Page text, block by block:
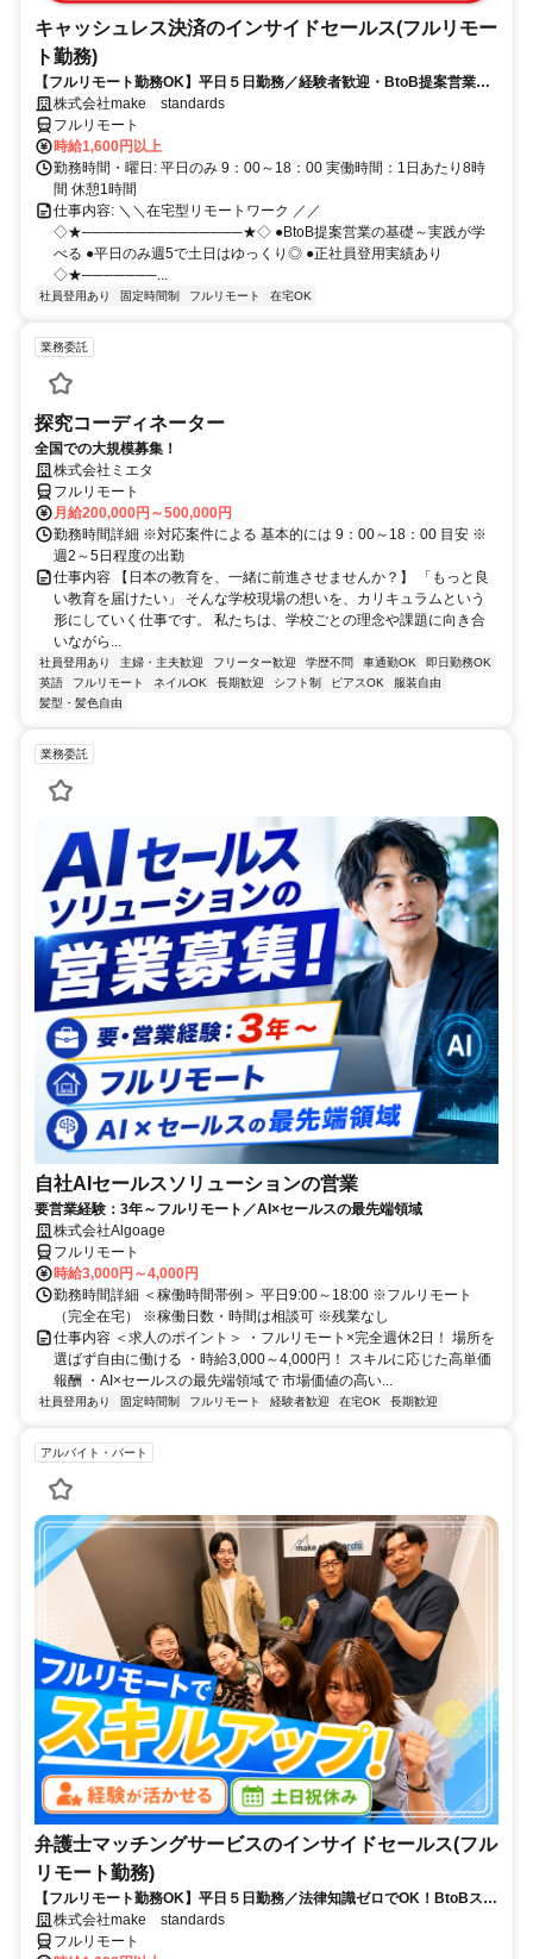
キャッシュレス決済のインサイドセールス(フルリモー
ト勤務)
【フルリモート勤務OK】平日５日勤務／経験者歓迎・BtoB提案営業で
スキルアップ
株式会社make standards
フルリモート
時給1,600円以上
勤務時間・曜日: 平日のみ 9：00～18：00 実働時間：1日あたり8時
間 休憩1時間
仕事内容: ＼＼在宅型リモートワーク ／／
◇★───────────────★◇ ●BtoB提案営業の基礎～実践が学
べる ●平日のみ週5で土日はゆっくり◎ ●正社員登用実績あり
◇★───────...
社員登用あり 固定時間制 フルリモート 在宅OK
業務委託
探究コーディネーター
全国での大規模募集！
株式会社ミエタ
フルリモート
月給200,000円～500,000円
勤務時間詳細 ※対応案件による 基本的には 9：00～18：00 目安 ※
週2～5日程度の出勤
仕事内容 【日本の教育を、一緒に前進させませんか？】 「もっと良
い教育を届けたい」 そんな学校現場の想いを、カリキュラムという
形にしていく仕事です。 私たちは、学校ごとの理念や課題に向き合
いながら...
社員登用あり 主婦・主夫歓迎 フリーター歓迎 学歴不問 車通勤OK
即日勤務OK
英語
フルリモート ネイルOK 長期歓迎 シフト制 ピアスOK
服装自由
髪型・髪色自由
業務委託
自社AIセールスソリューションの営業
要営業経験：3年～フルリモート／AI×セールスの最先端領域
株式会社Algoage
フルリモート
時給3,000円～4,000円
勤務時間詳細 ＜稼働時間帯例＞ 平日9:00～18:00 ※フルリモート
（完全在宅） ※稼働日数・時間は相談可 ※残業なし
仕事内容 ＜求人のポイント＞ ・フルリモート×完全週休2日！ 場所を
選ばず自由に働ける ・時給3,000～4,000円！ スキルに応じた高単価
報酬 ・AI×セールスの最先端領域で 市場価値の高い...
社員登用あり 固定時間制 フルリモート 経験者歓迎 在宅OK 長期歓迎
アルバイト・パート
弁護士マッチングサービスのインサイドセールス(フル
リモート勤務)
【フルリモート勤務OK】平日５日勤務／法律知識ゼロでOK！BtoBスキ
ルが身につく営業職
株式会社make standards
フルリモート